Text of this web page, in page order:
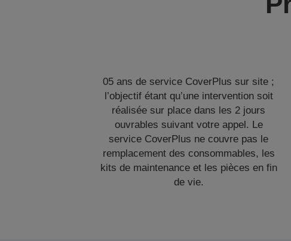
05 ans de service CoverPlus sur site ;
l’objectif étant qu’une intervention soit
réalisée sur place dans les 2 jours
ouvrables suivant votre appel. Le
service CoverPlus ne couvre pas le
remplacement des consommables, les
kits de maintenance et les pièces en fin
de vie.